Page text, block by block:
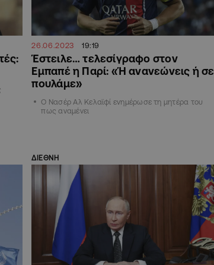
26.06.2023 19:19
Έστειλε… τελεσίγραφο στον
Εμπαπέ η Παρί: «Ή ανανεώνεις ή σε
πουλάμε»
Ο Νασέρ Αλ Κελαϊφί ενημέρωσε τη μητέρα του
πως αναμένει
ΔΙΕΘΝΗ